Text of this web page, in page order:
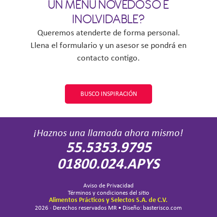
UN MENÚ NOVEDOSO E
INOLVIDABLE?
Queremos atenderte de forma personal.
Llena el formulario y un asesor se pondrá en
contacto contigo.
BUSCO INSPIRACIÓN
¡Haznos una llamada ahora mismo!
55.5353.9795
01800.024.APYS
Aviso de Privacidad
Términos y condiciones del sitio
Alimentos Prácticos y Selectos S.A. de C.V.
2026 · Derechos reservados MR • Diseño: basterisco.com